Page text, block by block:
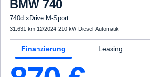
BMW 740
740d xDrive M-Sport
31.631 km· 12/2024·210 kW· Diesel·Automatik
Finanzierung Leasing